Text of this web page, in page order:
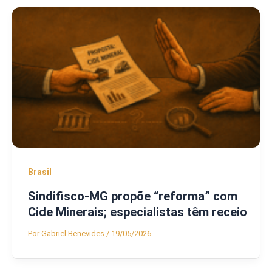
Brasil
Sindifisco-MG propõe “reforma” com
Cide Minerais; especialistas têm receio
PorGabriel Benevides / 19/05/2026